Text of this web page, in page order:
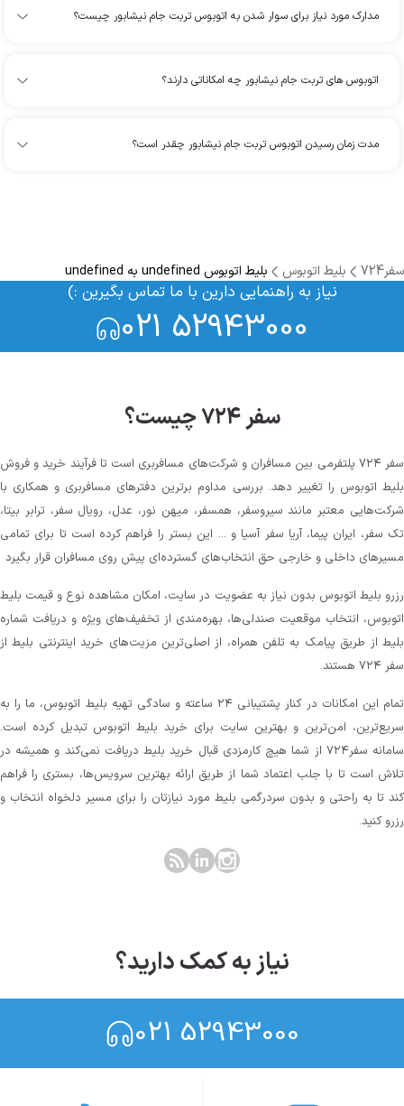
مدارک مورد نیاز برای سوار شدن به اتوبوس تربت جام نیشابور چیست؟
اتوبوس های تربت جام نیشابور چه امکاناتی دارند؟
مدت زمان رسیدن اتوبوس تربت جام نیشابور چقدر است؟
سفر724 بلیط اتوبوس بلیط اتوبوس undefined به undefined
نیاز به راهنمایی دارین با ما تماس بگیرین :)
021 52943000
سفر ۷۲۴ چیست؟
سفر ۷۲۴ پلتفرمی بین مسافران و شرکت‌های مسافربری است تا فرآیند خرید و فروش
بلیط اتوبوس را تغییر دهد. بررسی مداوم برترین دفترهای مسافربری و همکاری با
شرکت‌هایی معتبر مانند سیروسفر، همسفر، میهن‌ نور، عدل، رویال سفر، ترابر بیتا،
تک سفر، ایران پیما، آریا سفر آسیا و ... این بستر را فراهم کرده است تا برای تمامی
مسیرهای داخلی و خارجی حق انتخاب‌های گسترده‌ای پیش روی مسافران قرار بگیرد
رزرو بلیط اتوبوس بدون نیاز به عضویت در سایت، امکان مشاهده نوع و قیمت بلیط
اتوبوس، انتخاب موقعیت صندلی‌ها، بهره‌مندی از تخفیف‌های ویژه و دریافت شماره‌
بلیط از طریق پیامک به تلفن همراه، از اصلی‌ترین مزیت‌های خرید اینترنتی بلیط از
سفر ۷۲۴ هستند.
تمام این امکانات در کنار پشتیبانی‌ ۲۴ ساعته و سادگی تهیه بلیط اتوبوس، ما را به
سریع‌ترین، امن‌ترین و بهترین سایت برای خرید بلیط اتوبوس تبدیل کرده است.
سامانه سفر۷۲۴ از شما هیچ کارمزدی قبال خرید بلیط دریافت نمی‌کند و همیشه در
تلاش است تا با جلب اعتماد شما از طریق ارائه بهترین سرویس‌ها، بستری را فراهم
کند تا به راحتی و بدون سردرگمی بلیط مورد نیازتان را برای مسیر دلخواه انتخاب و
رزرو کنید.
نیاز به کمک دارید؟
021 52943000